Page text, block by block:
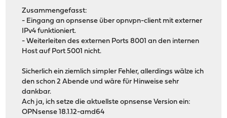
Zusammengefasst:
- Eingang an opnsense über opnvpn-client mit externer
IPv4 funktioniert.
- Weiterleiten des externen Ports 8001 an den internen
Host auf Port 5001 nicht.
Sicherlich ein ziemlich simpler Fehler, allerdings wälze ich
den schon 2 Abende und wäre für Hinweise sehr
dankbar.
Ach ja, ich setze die aktuellste opnsense Version ein:
OPNsense 18.1.12-amd64